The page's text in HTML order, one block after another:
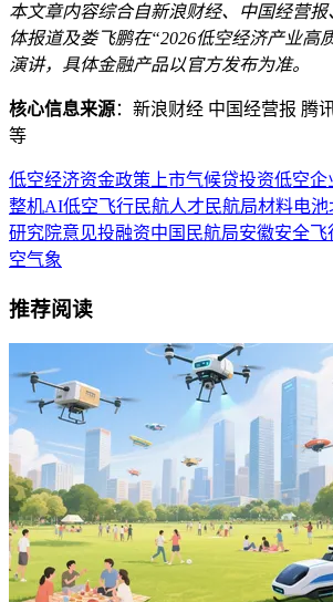
本文章内容综合自新浪财经、中国经营
体报道及娄飞鹏在“2026低空经济产业高
演讲，具体金融产品以官方发布为准。
核心信息来源：新浪财经 中国经营报 腾
等
低空经济资金政策 上市气候贷投资低空企
整机AI低空飞行民航人才 民航局材料电池
研究院意见投融资中国民航局安徽安全飞
空气象
推荐阅读